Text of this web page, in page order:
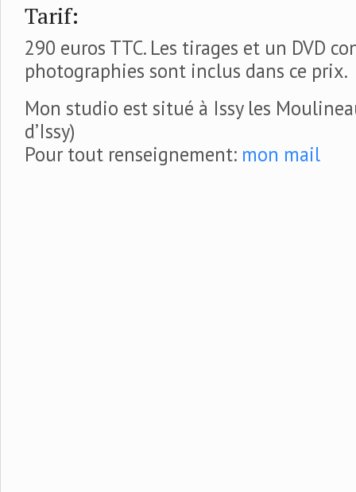
Tarif:
290 euros TTC. Les tirages et un DVD
photographies sont inclus dans ce prix.
Mon studio est situé à Issy les
d’Issy)
Pour tout renseignement: mon mail